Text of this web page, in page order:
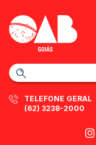
TELEFONE GERAL
(62) 3238-2000